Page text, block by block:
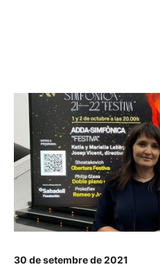
30 de setembre de 2021